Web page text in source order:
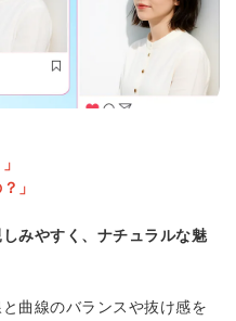
」
みやすく、ナチュラルな魅
曲線のバランスや抜け感を